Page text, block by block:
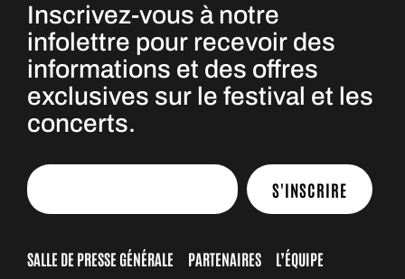
Inscrivez-vous à notre
infolettre pour recevoir des
informations et des offres
exclusives sur le festival et les
concerts.
S'INSCRIRE
SALLE DE PRESSE GÉNÉRALE PARTENAIRES L’ÉQUIPE